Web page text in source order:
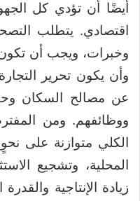
أيضًا أن تؤدي كل
اقتصادي. يتطلب
وخبرات، ويجب أن تكون
وأن يكون تحرير
عن مصالح السكان
ووظائفهم. ومن
الكلي متوازنة على
المحلية، وتشجيع
زيادة الإنتاجية